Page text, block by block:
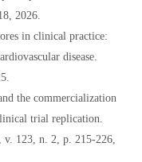
2026.
in clinical practice:
disease.
the commercialization
trial replication.
, v. 123, n. 2, p. 215-226,